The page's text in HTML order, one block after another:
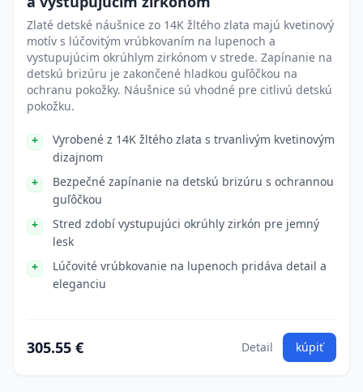
Zlaté detské náušnice zo 14K žltého zlata majú kvetinový
motív s lúčovitým vrúbkovaním na lupenoch a
vystupujúcim okrúhlym zirkónom v strede. Zapínanie na
detskú brizúru je zakončené hladkou guľôčkou na
ochranu pokožky. Náušnice sú vhodné pre citlivú detskú
pokožku.
Vyrobené z 14K žltého zlata s trvanlivým kvetinovým
dizajnom
Bezpečné zapínanie na detskú brizúru s ochrannou
guľôčkou
Stred zdobí vystupujúci okrúhly zirkón pre jemný
lesk
Lúčovité vrúbkovanie na lupenoch pridáva detail a
eleganciu
305.55 € Detail kúpiť